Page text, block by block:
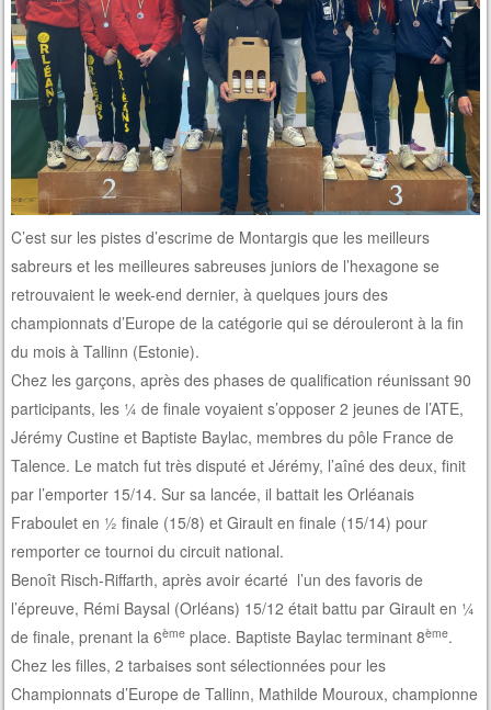
C’est sur les pistes d’escrime de Montargis que les meilleurs
sabreurs et les meilleures sabreuses juniors de l’hexagone se
retrouvaient le week-end dernier, à quelques jours des
championnats d’Europe de la catégorie qui se dérouleront à la fin
du mois à Tallinn (Estonie).
Chez les garçons, après des phases de qualification réunissant 90
participants, les ¼ de finale voyaient s’opposer 2 jeunes de l’ATE,
Jérémy Custine et Baptiste Baylac, membres du pôle France de
Talence. Le match fut très disputé et Jérémy, l’aîné des deux, finit
par l’emporter 15/14. Sur sa lancée, il battait les Orléanais
Fraboulet en ½ finale (15/8) et Girault en finale (15/14) pour
remporter ce tournoi du circuit national.
Benoît Risch-Riffarth, après avoir écarté l’un des favoris de
l’épreuve, Rémi Baysal (Orléans) 15/12 était battu par Girault en ¼
de finale, prenant la 6ème place. Baptiste Baylac terminant 8ème.
Chez les filles, 2 tarbaises sont sélectionnées pour les
Championnats d’Europe de Tallinn, Mathilde Mouroux, championne